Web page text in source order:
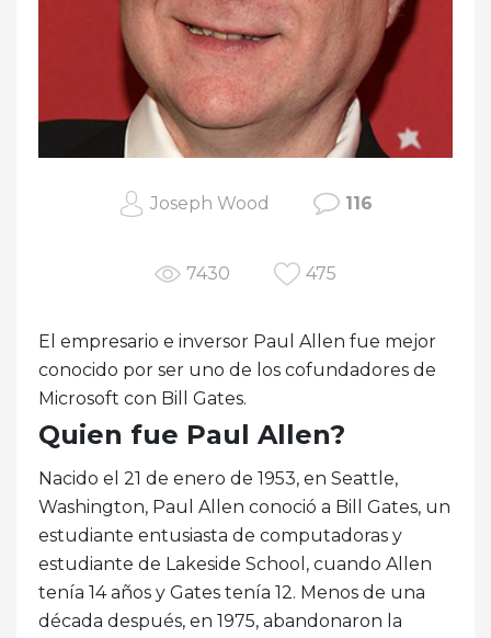
Joseph Wood 116
7430 475
El empresario e inversor Paul Allen fue mejor
conocido por ser uno de los cofundadores de
Microsoft con Bill Gates.
Quien fue Paul Allen?
Nacido el 21 de enero de 1953, en Seattle,
Washington, Paul Allen conoció a Bill Gates, un
estudiante entusiasta de computadoras y
estudiante de Lakeside School, cuando Allen
tenía 14 años y Gates tenía 12. Menos de una
década después, en 1975, abandonaron la